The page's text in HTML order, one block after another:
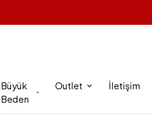
Büyük
Beden
Outlet İletişim